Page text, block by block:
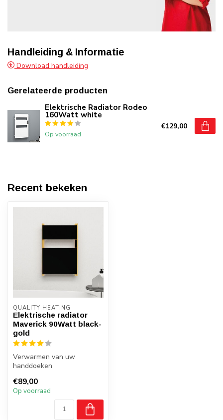
Handleiding & Informatie
Download handleiding
Gerelateerde producten
Elektrische Radiator Rodeo
160Watt white
Op voorraad
€129,00
Recent bekeken
QUALITY HEATING
Elektrische radiator
Maverick 90Watt black-
gold
Verwarmen van uw
handdoeken
Laag vermogen 90Watt
€89,00
Op voorraad